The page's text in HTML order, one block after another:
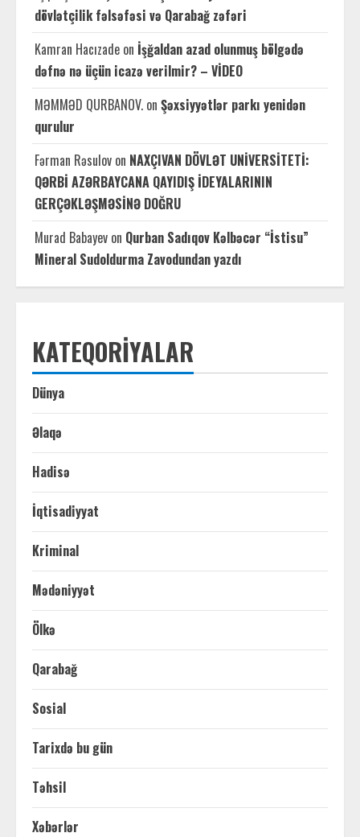
dövlətçilik fəlsəfəsi və Qarabağ zəfəri
Kamran Hacızade on İşğaldan azad olunmuş bölgədə
dəfnə nə üçün icazə verilmir? – VİDEO
MƏMMƏD QURBANOV. on Şəxsiyyətlər parkı yenidən
qurulur
Fərman Rəsulov on NAXÇIVAN DÖVLƏT UNİVERSİTETİ:
QƏRBİ AZƏRBAYCANA QAYIDIŞ İDEYALARININ
GERÇƏKLƏŞMƏSİNƏ DOĞRU
Murad Babayev on Qurban Sadıqov Kəlbəcər “İstisu”
Mineral Sudoldurma Zavodundan yazdı
KATEQORIYALAR
Dünya
Əlaqə
Hadisə
İqtisadiyyat
Kriminal
Mədəniyyət
Ölkə
Qarabağ
Sosial
Tarixdə bu gün
Təhsil
Xəbərlər